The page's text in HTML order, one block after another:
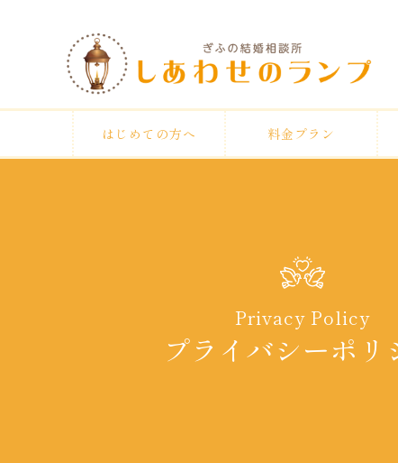
はじめての方へ 料金プラン
Privacy Policy
プライバシーポリ